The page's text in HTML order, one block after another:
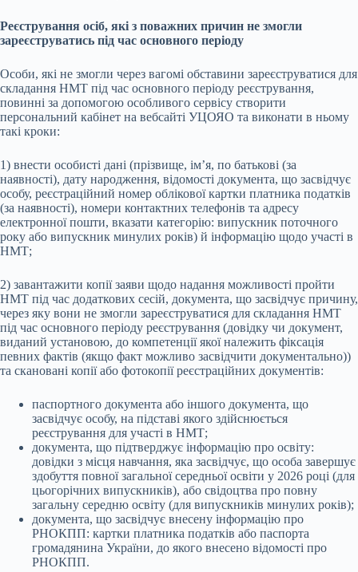
Реєстрування осіб, які з поважних причин не змогли
зареєструватись під час основного періоду
Особи, які не змогли через вагомі обставини зареєструватися для
складання НМТ під час основного періоду реєстрування,
повинні за допомогою особливого сервісу створити
персональний кабінет на вебсайті УЦОЯО та виконати в ньому
такі кроки:
1) внести особисті дані (прізвище, ім’я, по батькові (за
наявності), дату народження, відомості документа, що засвідчує
особу, реєстраційний номер облікової картки платника податків
(за наявності), номери контактних телефонів та адресу
електронної пошти, вказати категорію: випускник поточного
року або випускник минулих років) й інформацію щодо участі в
НМТ;
2) завантажити копії заяви щодо надання можливості пройти
НМТ під час додаткових сесій, документа, що засвідчує причину,
через яку вони не змогли зареєструватися для складання НМТ
під час основного періоду реєстрування (довідку чи документ,
виданий установою, до компетенції якої належить фіксація
певних фактів (якщо факт можливо засвідчити документально))
та скановані копії або фотокопії реєстраційних документів:
паспортного документа або іншого документа, що
засвідчує особу, на підставі якого здійснюється
реєстрування для участі в НМТ;
документа, що підтверджує інформацію про освіту:
довідки з місця навчання, яка засвідчує, що особа завершує
здобуття повної загальної середньої освіти у 2026 році (для
цьогорічних випускників), або свідоцтва про повну
загальну середню освіту (для випускників минулих років);
документа, що засвідчує внесену інформацію про
РНОКПП: картки платника податків або паспорта
громадянина України, до якого внесено відомості про
РНОКПП.